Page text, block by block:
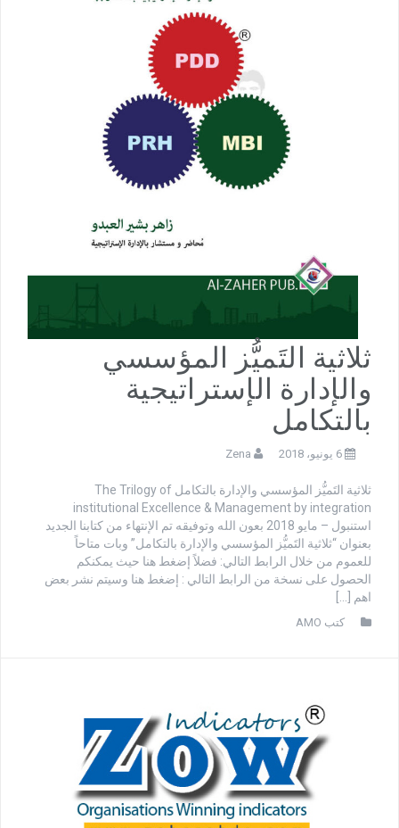
ثلاثية التَميُّز المؤسسي
والإدارة الإستراتيجية
بالتكامل
6 يونيو، 2018 Zena
ثلاثية التَميُّز المؤسسي والإدارة بالتكامل The Trilogy of
institutional Excellence & Management by integration
استنبول – مايو 2018 بعون الله وتوفيقه تم الإنتهاء من كتابنا الجديد
بعنوان “ثلاثية التَميُّز المؤسسي والإدارة بالتكامل” وبات متاحاً
للعموم من خلال الرابط التالي: فضلاً إضغط هنا حيث يمكنكم
الحصول على نسخة من الرابط التالي : إضغط هنا وسيتم نشر بعض
اهم […]
كتب AMO